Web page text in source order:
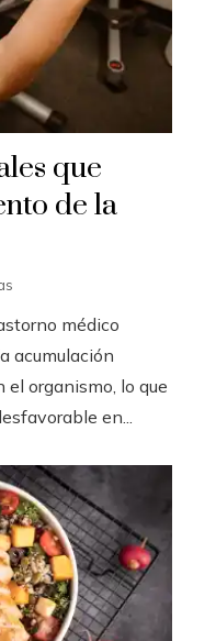
que
de la
médico
acumulación
organismo, lo que
en...